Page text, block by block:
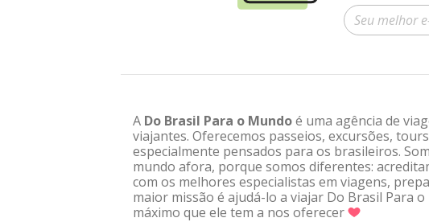
Insira seu e-
A Do Brasil Para o Mundoé uma agência de
viajantes. Oferecemos passeios, excursões,
especialmente pensados para os brasileiros.
mundo afora, porque somos diferentes:
com os melhores especialistas em viagens,
maior missão é ajudá-lo a viajar Do Brasil Para
máximo que ele tem a nos oferecer